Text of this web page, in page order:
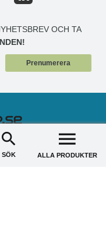
OCH TA
Prenumerera
SÖK ALLA PRODUKTER